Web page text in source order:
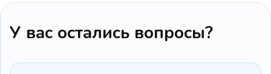
У вас остались вопросы?